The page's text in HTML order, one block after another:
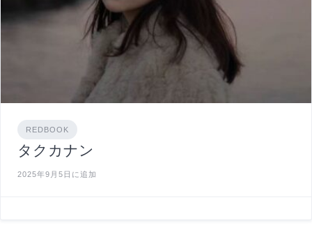
REDBOOK
タクカナン
2025年9月5日に追加